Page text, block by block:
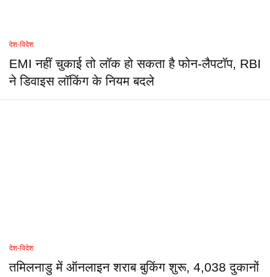
देश-विदेश
EMI नहीं चुकाई तो लॉक हो सकता है फोन-लैपटॉप, RBI
ने डिवाइस लॉकिंग के नियम बदले
देश-विदेश
तमिलनाडु में ऑनलाइन शराब बुकिंग शुरू, 4,038 दुकानों